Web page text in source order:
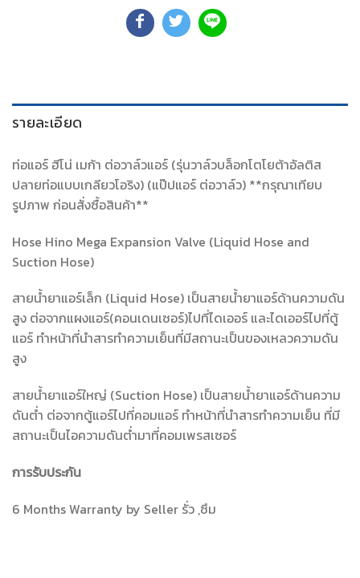
รายละเอียด
ท่อแอร์ ฮีโน่ เมก้า ต่อวาล์วแอร์ (รุ่นวาล์วบล็อกโตโยต้าอัลติส
ปลายท่อแบบเกลียวโอริง) (แป๊ปแอร์ ต่อวาล์ว) **กรุณาเทียบ
รูปภาพ ก่อนสั่งซื้อสินค้า**
Hose Hino Mega Expansion Valve (Liquid Hose and
Suction Hose)
สายน้ำยาแอร์เล็ก (Liquid Hose) เป็นสายน้ำยาแอร์ด้านความดัน
สูง ต่อจากแผงแอร์(คอนเดนเซอร์)ไปที่ไดเออร์ และไดเออร์ไปที่ตู้
แอร์ ทำหน้าที่นำสารทำความเย็นที่มีสถานะเป็นของเหลวความดัน
สูง
สายน้ำยาแอร์ใหญ่ (Suction Hose) เป็นสายน้ำยาแอร์ด้านความ
ดันต่ำ ต่อจากตู้แอร์ไปที่คอมแอร์ ทำหน้าที่นำสารทำความเย็น ที่มี
สถานะเป็นไอความดันต่ำมาที่คอมเพรสเซอร์
การรับประกัน
6 Months Warranty by Seller รั่ว ,ซึม